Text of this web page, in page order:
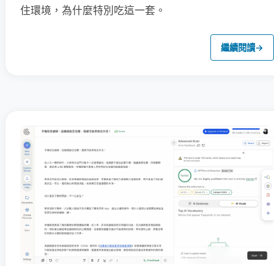
住環境，為什麼特別吃這一套。
繼續閱讀→